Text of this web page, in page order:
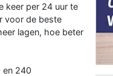
keer per 24 uur te
voor de beste
lagen, hoe beter
en 240